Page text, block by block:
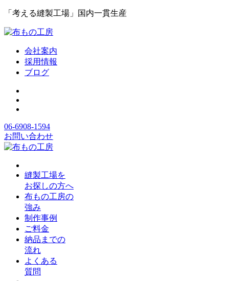
「考える縫製工場」国内一貫生産
会社案内
採用情報
ブログ
06-6908-1594
お問い合わせ
縫製工場を
お探しの方へ
布もの工房の
強み
制作事例
ご料金
納品までの
流れ
よくある
質問